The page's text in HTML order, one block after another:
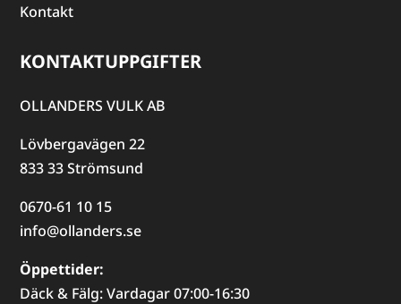
Kontakt
KONTAKTUPPGIFTER
OLLANDERS VULK AB
Lövbergavägen 22
833 33 Strömsund
0670-61 10 15
info@ollanders.se
Öppettider:
Däck & Fälg: Vardagar 07:00-16:30